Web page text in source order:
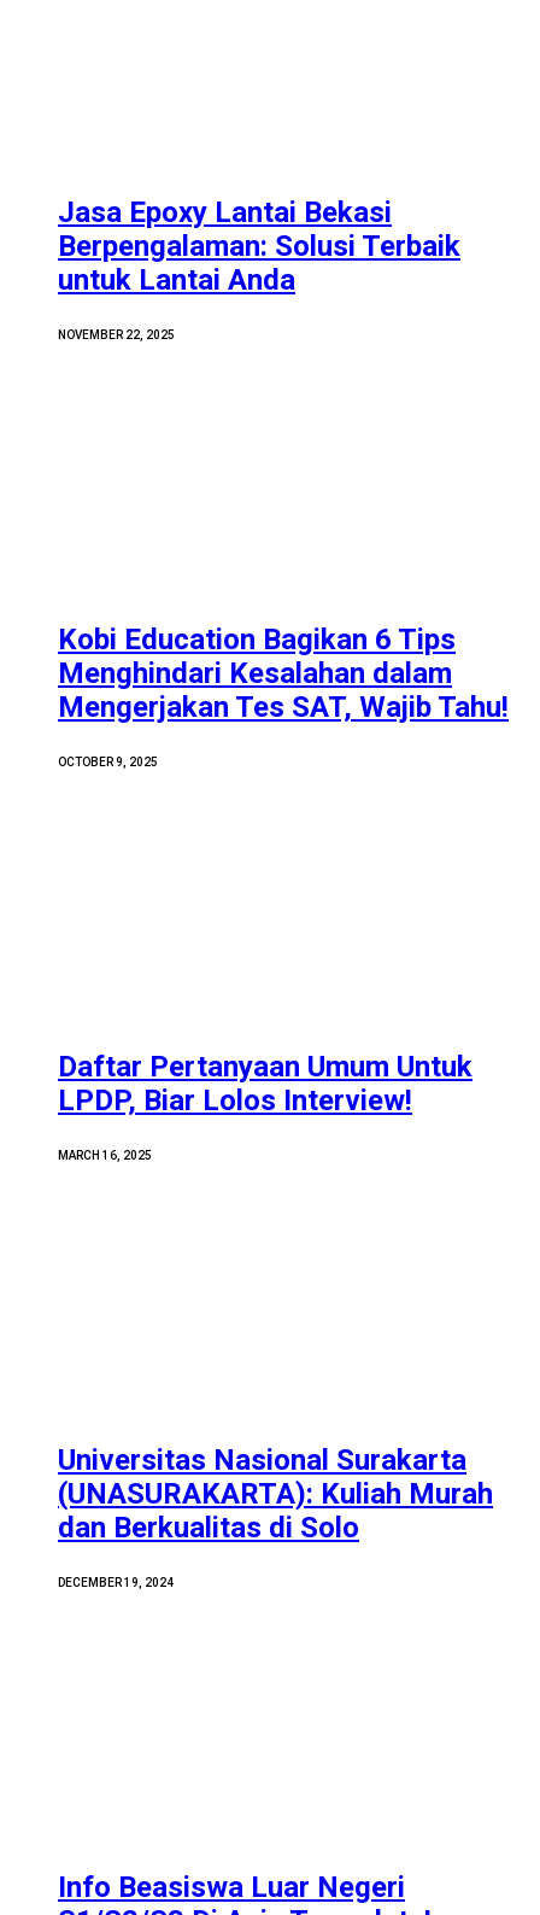
Jasa Epoxy Lantai Bekasi
Berpengalaman: Solusi Terbaik
untuk Lantai Anda
NOVEMBER 22, 2025
Kobi Education Bagikan 6 Tips
Menghindari Kesalahan dalam
Mengerjakan Tes SAT, Wajib Tahu!
OCTOBER 9, 2025
Daftar Pertanyaan Umum Untuk
LPDP, Biar Lolos Interview!
MARCH 16, 2025
Universitas Nasional Surakarta
(UNASURAKARTA): Kuliah Murah
dan Berkualitas di Solo
DECEMBER 19, 2024
Info Beasiswa Luar Negeri